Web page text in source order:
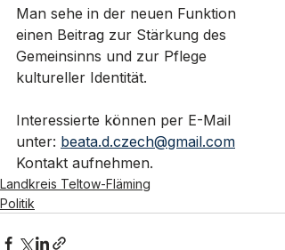
Man sehe in der neuen Funktion
einen Beitrag zur Stärkung des
Gemeinsinns und zur Pflege
kultureller Identität.
Interessierte können per E-Mail
unter: beata.d.czech@gmail.com
Kontakt aufnehmen.
Landkreis Teltow-Fläming
Politik